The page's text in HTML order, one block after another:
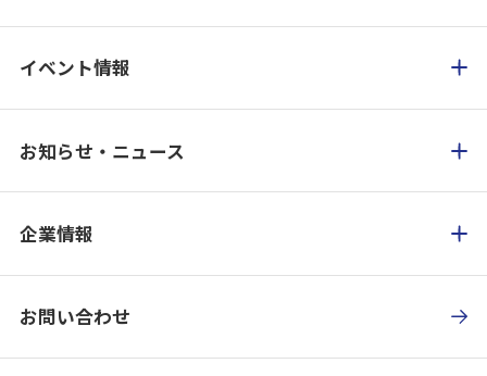
イベント情報
お知らせ・ニュース
企業情報
お問い合わせ